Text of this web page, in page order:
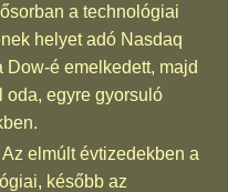
a technológiai
helyet adó Nasdaq
Dow-é emelkedett, majd
oda, egyre gyorsuló
Az elmúlt évtizedekben a
később az